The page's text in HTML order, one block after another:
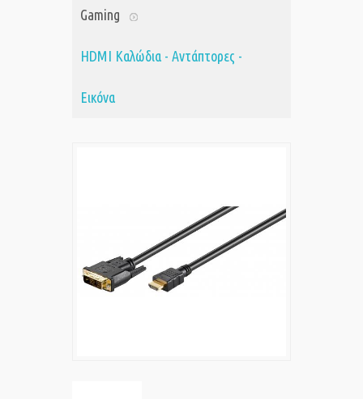
Gaming
HDMI Καλώδια - Αντάπτορες -
Εικόνα